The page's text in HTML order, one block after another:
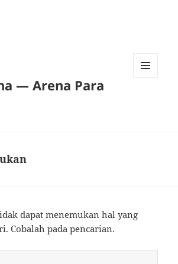
— Arena Para
dapat menemukan hal yang
Cobalah pada pencarian.